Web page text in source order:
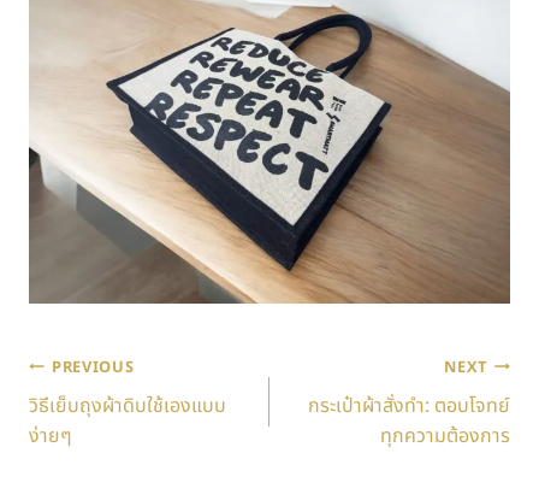
PREVIOUS
วิธีเย็บถุงผ้าดิบใช้เองแบบ
ง่ายๆ
NEXT
กระเป๋าผ้าสั่งทำ: ตอบโจทย์
ทุกความต้องการ